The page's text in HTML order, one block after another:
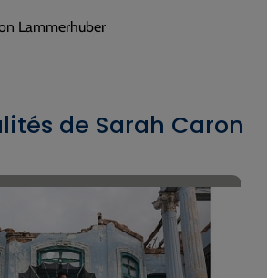
Lammerhuber
de Sarah Caron